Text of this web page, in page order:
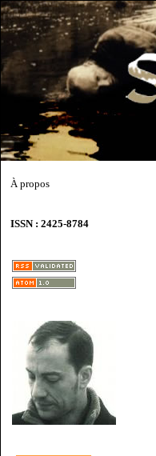
À propos
ISSN : 2425-8784